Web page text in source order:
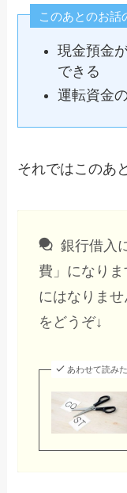
このあとのお話
現金預金
できる
運転資金
それではこのあ
銀行借入
費」になりま
にはなりま
をどうぞ↓
あわせて読み